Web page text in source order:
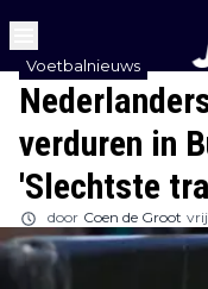
verduren in
'Slechtste
Voetbalnieuws
door Coen de Groot